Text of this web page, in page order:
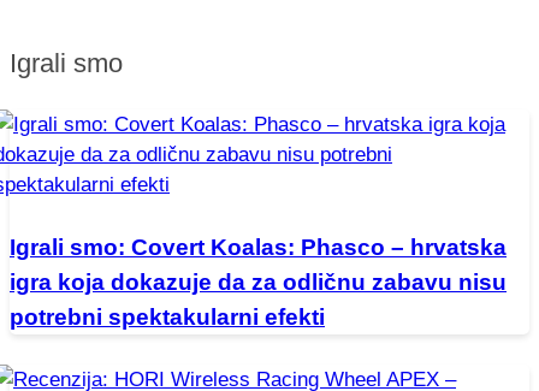
Igrali smo
Igrali smo: Covert Koalas: Phasco – hrvatska
igra koja dokazuje da za odličnu zabavu nisu
potrebni spektakularni efekti